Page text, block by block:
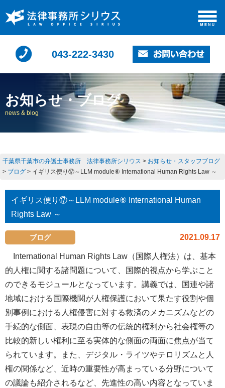
043-222-3430
お知らせ・ブログ
news & blog
千葉県千葉市の弁護士事務所 法律事務所シリウス > お知らせ・スタッフブログ
> ブログ > イギリス便り⑰～LLM module⑥ International Human Rights Law ～
イギリス便り⑰～LLM module⑥ International Human
Rights Law ～
2021.09.17
ブログ
International Human Rights Law（国際人権法）は、基本
的人権に関する諸問題について、国際的視点から学ぶこと
のできるモジュールとなっています。講義では、国連や諸
地域における国際機関が人権保護において果たす役割や個
別事例における人権侵害に対する救済のメカニズムなどの
手続的な側面、表現の自由等の伝統的権利から社会権等の
比較的新しい権利に至る実体的な側面の両面に焦点が当て
られています。また、デジタル・ライツやテロリズムと人
権の関係など、近時の重要性が高まっている分野について
の議論も紹介されるなど、先進性の高い内容となっていま